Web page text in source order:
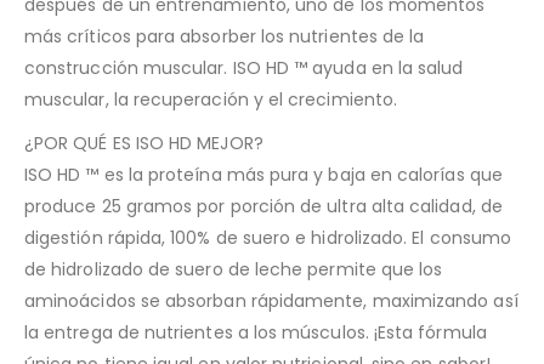
más críticos para absorber los nutrientes de la
construcción muscular. ISO HD ™ ayuda en la salud
muscular, la recuperación y el crecimiento.
¿POR QUÉ ES ISO HD MEJOR?
ISO HD ™ es la proteína más pura y baja en calorías que
produce 25 gramos por porción de ultra alta calidad, de
digestión rápida, 100% de suero e hidrolizado. El consumo
de hidrolizado de suero de leche permite que los
aminoácidos se absorban rápidamente, maximizando así
la entrega de nutrientes a los músculos. ¡Esta fórmula